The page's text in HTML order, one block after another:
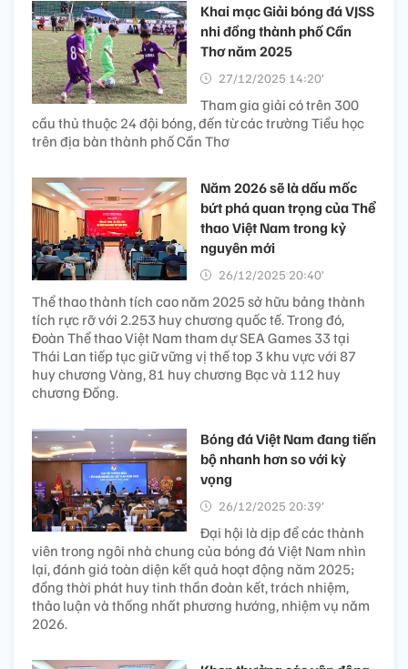
Khai mạc Giải bóng đá VJSS
nhi đồng thành phố Cần
Thơ năm 2025
27/12/2025 14:20’
Tham gia giải có trên 300
cầu thủ thuộc 24 đội bóng, đến từ các trường Tiểu học
trên địa bàn thành phố Cần Thơ
Năm 2026 sẽ là dấu mốc
bứt phá quan trọng của Thể
thao Việt Nam trong kỷ
nguyên mới
26/12/2025 20:40’
Thể thao thành tích cao năm 2025 sở hữu bảng thành
tích rực rỡ với 2.253 huy chương quốc tế. Trong đó,
Đoàn Thể thao Việt Nam tham dự SEA Games 33 tại
Thái Lan tiếp tục giữ vững vị thế top 3 khu vực với 87
huy chương Vàng, 81 huy chương Bạc và 112 huy
chương Đồng.
Bóng đá Việt Nam đang tiến
bộ nhanh hơn so với kỳ
vọng
26/12/2025 20:39’
Đại hội là dịp để các thành
viên trong ngôi nhà chung của bóng đá Việt Nam nhìn
lại, đánh giá toàn diện kết quả hoạt động năm 2025;
đồng thời phát huy tinh thần đoàn kết, trách nhiệm,
thảo luận và thống nhất phương hướng, nhiệm vụ năm
2026.